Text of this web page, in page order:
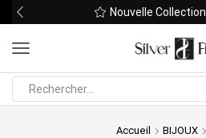
Nouvelle Collection
Accueil BIJOUX